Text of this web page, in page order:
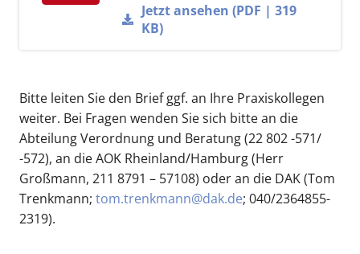
Jetzt ansehen (PDF | 319
KB)
Bitte leiten Sie den Brief ggf. an Ihre Praxiskollegen
weiter. Bei Fragen wenden Sie sich bitte an die
Abteilung Verordnung und Beratung (22 802 -571/
-572), an die AOK Rheinland/Hamburg (Herr
Großmann, 211 8791 – 57108) oder an die DAK (Tom
Trenkmann; tom.trenkmann@dak.de; 040/2364855-
2319).